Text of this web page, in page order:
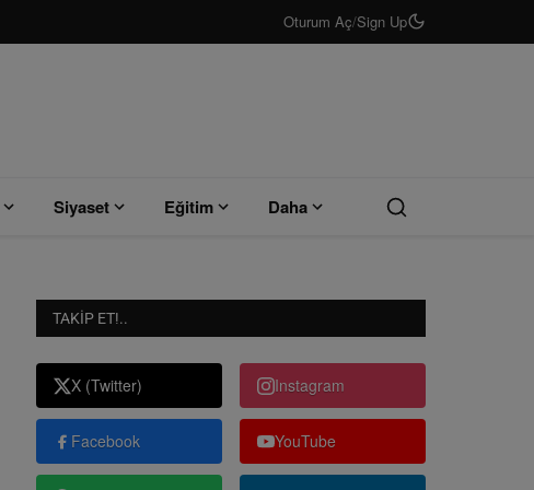
Oturum Aç/Sign Up
Siyaset Eğitim Daha
TAKIP ET!..
X (Twitter) Instagram
Facebook YouTube